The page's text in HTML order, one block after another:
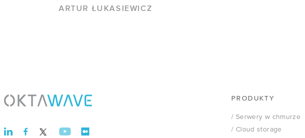
ARTUR ŁUKASIEWICZ
PRODUKTY
/ Serwery w chmurze
/ Cloud storage